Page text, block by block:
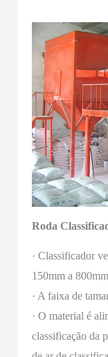
Roda
· Classificador
150mm a
· A faixa de
· O material é
classificação da